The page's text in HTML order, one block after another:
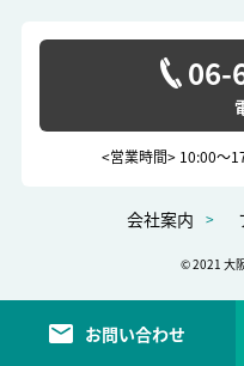
お問い合わせ
06-
<営業時間> 10:00～
会社案内
© 2021 大